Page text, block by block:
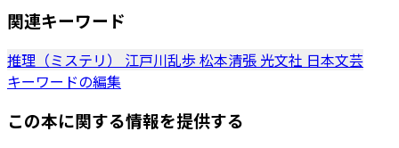
関連キーワード
推理（ミステリ） 江戸川乱歩松本清張 光文社 日本文芸
キーワードの編集
この本に関する情報を提供する